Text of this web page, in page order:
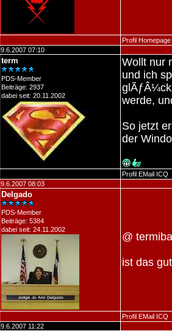
Profil Homepage
9.6.2007 07:10
term
PDS-Member
Beiträge: 2937
dabei seit: 20.11.2002
Wollt nur
und ich
werde,
So jetzt
der
Profil EMail ICQ
9.6.2007 08:03
Delgado
PDS-Member
Beiträge: 5384
dabei seit: 24.11.2002
@
ist das
Profil EMail ICQ
9.6.2007 11:22